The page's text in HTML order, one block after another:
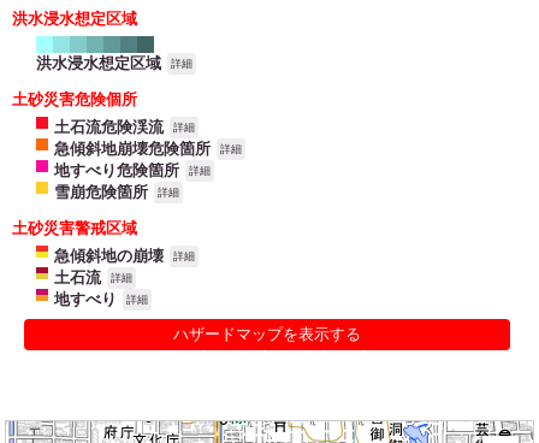
洪水浸水想定区域
洪水浸水想定区域 詳細
土砂災害危険個所
土石流危険渓流
詳細
急傾斜地崩壊危険箇所 詳細
地すべり危険箇所 詳細
雪崩危険箇所 詳細
土砂災害警戒区域
急傾斜地の崩壊
詳細
土石流 詳細
地すべり 詳細
ハザードマップを表示する